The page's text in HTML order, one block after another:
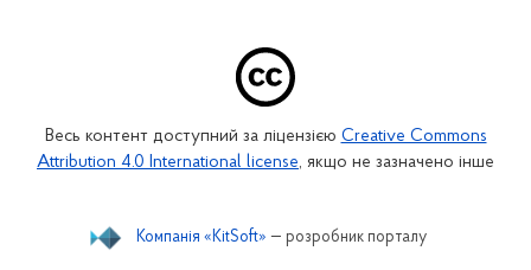
Весь контент доступний за ліцензією Creative Commons
Attribution 4.0 International license, якщо не зазначено інше
Компанія «KitSoft» — розробник порталу